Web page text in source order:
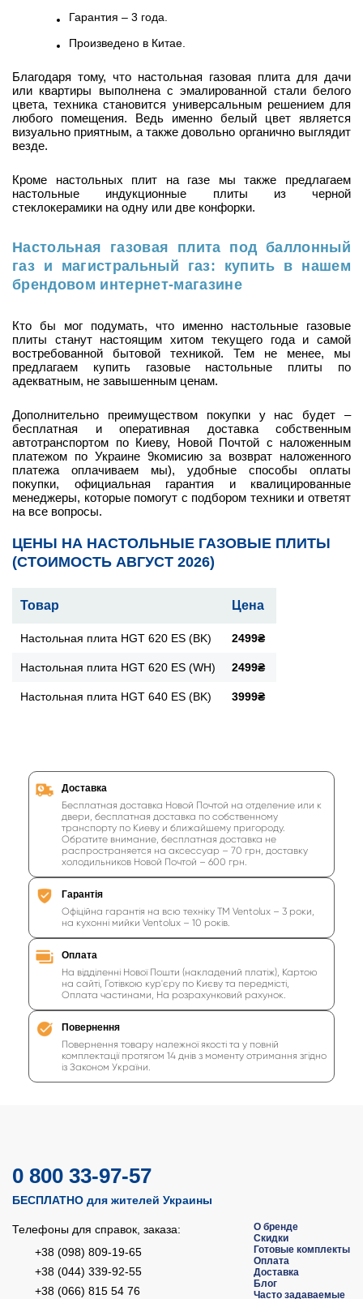
Гарантия – 3 года.
Произведено в Китае.
Благодаря тому, что настольная газовая плита для дачи
или квартиры выполнена с эмалированной стали белого
цвета, техника становится универсальным решением для
любого помещения. Ведь именно белый цвет является
визуально приятным, а также довольно органично выглядит
везде.
Кроме настольных плит на газе мы также предлагаем
настольные индукционные плиты из черной
стеклокерамики на одну или две конфорки.
Настольная газовая плита под баллонный
газ и магистральный газ: купить в нашем
брендовом интернет-магазине
Кто бы мог подумать, что именно настольные газовые
плиты станут настоящим хитом текущего года и самой
востребованной бытовой техникой. Тем не менее, мы
предлагаем купить газовые настольные плиты по
адекватным, не завышенным ценам.
Дополнительно преимуществом покупки у нас будет –
бесплатная и оперативная доставка собственным
автотранспортом по Киеву, Новой Почтой с наложенным
платежом по Украине 9комисию за возврат наложенного
платежа оплачиваем мы), удобные способы оплаты
покупки, официальная гарантия и квалицированные
менеджеры, которые помогут с подбором техники и ответят
на все вопросы.
ЦЕНЫ НА НАСТОЛЬНЫЕ ГАЗОВЫЕ ПЛИТЫ
(СТОИМОСТЬ АВГУСТ 2026)
Товар Цена
Настольная плита HGT 620 ES (BK) 2499₴
Настольная плита HGT 620 ES (WH) 2499₴
Настольная плита HGT 640 ES (BK) 3999₴
Доставка
Бесплатная доставка Новой Почтой на отделение или к
двери, бесплатная доставка по собственному
транспорту по Киеву и ближайшему пригороду.
Обратите внимание, бесплатная доставка не
распространяется на аксессуар – 70 грн, доставку
холодильников Новой Почтой – 600 грн.
Гарантія
Офіційна гарантія на всю техніку ТМ Ventolux – 3 роки,
на кухонні мийки Ventolux – 10 років.
Оплата
На відділенні Нової Пошти (накладений платіж), Картою
на сайті, Готівкою кур'єру по Києву та передмісті,
Оплата частинами, На розрахунковий рахунок.
Повернення
Повернення товару належної якості та у повній
комплектації протягом 14 днів з моменту отримання згідно
із Законом України.
0 800 33-97-57
БЕСПЛАТНО для жителей Украины
Телефоны для справок, заказа:
+38 (098) 809-19-65
+38 (044) 339-92-55
+38 (066) 815 54 76
О бренде
Скидки
Готовые комплекты
Оплата
Доставка
Блог
Часто задаваемые